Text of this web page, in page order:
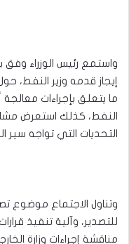
واستمع رئيس الوزراء وفق
إيجاز قدمه وزير النفط،
ما يتعلق بإجراءات
النفط، كذلك استعرض
التحديات التي تواجه سير
وتناول الاجتماع موضوع
للتصدير، وآلية تنفيذ
مناقشة إجراءات وزارة